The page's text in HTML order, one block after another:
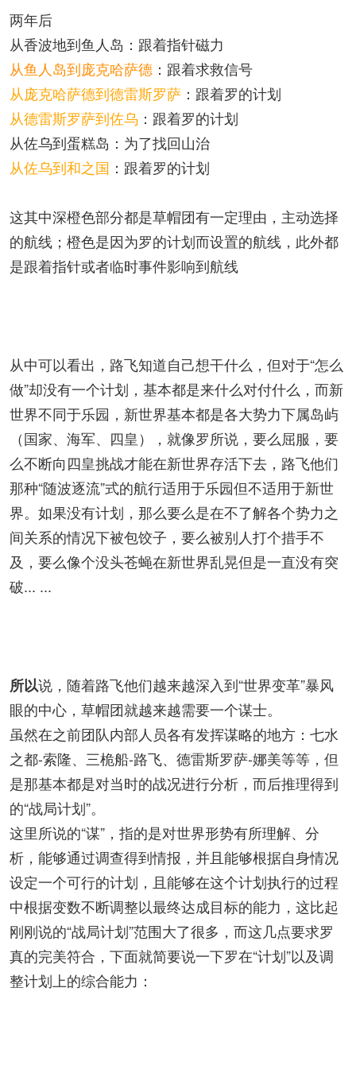
两年后
从香波地到鱼人岛：跟着指针磁力
从鱼人岛到庞克哈萨德 ：跟着求救信号
从庞克哈萨德到德雷斯罗萨 ：跟着罗的计划
从德雷斯罗萨到佐乌 ：跟着罗的计划
从佐乌到蛋糕岛：为了找回山治
从佐乌到和之国 ：跟着罗的计划
这其中深橙色部分都是草帽团有一定理由，主动选择
的航线；橙色是因为罗的计划而设置的航线，此外都
是跟着指针或者临时事件影响到航线
从中可以看出，路飞知道自己想干什么，但对于“怎么
做”却没有一个计划，基本都是来什么对付什么，而新
世界不同于乐园，新世界基本都是各大势力下属岛屿
（国家、海军、四皇），就像罗所说，要么屈服，要
么不断向四皇挑战才能在新世界存活下去，路飞他们
那种“随波逐流”式的航行适用于乐园但不适用于新世
界。如果没有计划，那么要么是在不了解各个势力之
间关系的情况下被包饺子，要么被别人打个措手不
及，要么像个没头苍蝇在新世界乱晃但是一直没有突
破... ...
所以说，随着路飞他们越来越深入到“世界变革”暴风
眼的中心，草帽团就越来越需要一个谋士。
虽然在之前团队内部人员各有发挥谋略的地方：七水
之都-索隆、三桅船-路飞、德雷斯罗萨-娜美等等，但
是那基本都是对当时的战况进行分析，而后推理得到
的“战局计划”。
这里所说的“谋”，指的是对世界形势有所理解、分
析，能够通过调查得到情报，并且能够根据自身情况
设定一个可行的计划，且能够在这个计划执行的过程
中根据变数不断调整以最终达成目标的能力，这比起
刚刚说的“战局计划”范围大了很多，而这几点要求罗
真的完美符合，下面就简要说一下罗在“计划”以及调
整计划上的综合能力：